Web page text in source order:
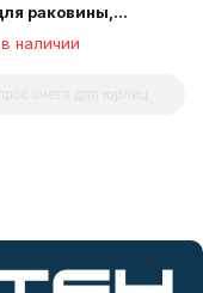
раковины,
наличии